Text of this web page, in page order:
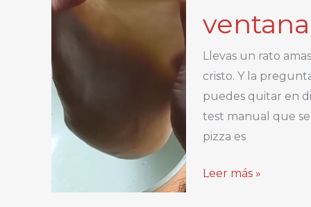
tres
quesos:
receta
con
masa
fina
sin
Llevas un rato
cristo. Y la
puedes quitar en
test manual que
pizza es
Cómo
Leer más »